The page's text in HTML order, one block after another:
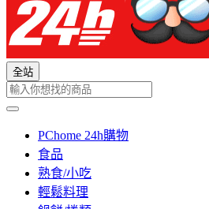
全站
PChome 24h購物
食品
熟食/小吃
輕鬆料理